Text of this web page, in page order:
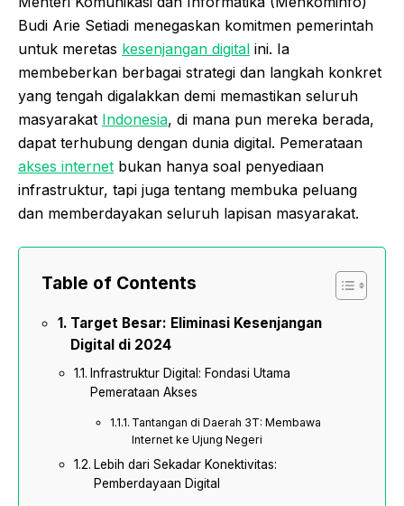
Budi Arie Setiadi menegaskan komitmen pemerintah
untuk meretas kesenjangan digital ini. Ia
membeberkan berbagai strategi dan langkah konkret
yang tengah digalakkan demi memastikan seluruh
masyarakat Indonesia, di mana pun mereka berada,
dapat terhubung dengan dunia digital. Pemerataan
akses internet bukan hanya soal penyediaan
infrastruktur, tapi juga tentang membuka peluang
dan memberdayakan seluruh lapisan masyarakat.
Table of Contents
Target Besar: Eliminasi Kesenjangan
Digital di 2024
Infrastruktur Digital: Fondasi Utama
Pemerataan Akses
Tantangan di Daerah 3T: Membawa
Internet ke Ujung Negeri
Lebih dari Sekadar Konektivitas:
Pemberdayaan Digital